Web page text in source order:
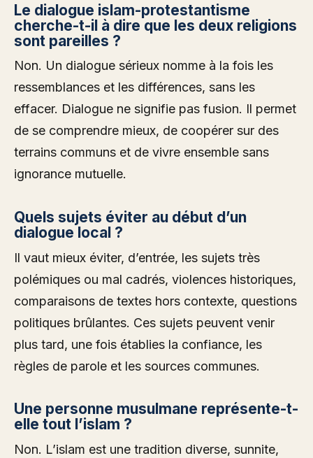
Le dialogue islam-protestantisme
cherche-t-il à dire que les deux religions
sont pareilles ?
Non. Un dialogue sérieux nomme à la fois les
ressemblances et les différences, sans les
effacer. Dialogue ne signifie pas fusion. Il permet
de se comprendre mieux, de coopérer sur des
terrains communs et de vivre ensemble sans
ignorance mutuelle.
Quels sujets éviter au début d’un
dialogue local ?
Il vaut mieux éviter, d’entrée, les sujets très
polémiques ou mal cadrés, violences historiques,
comparaisons de textes hors contexte, questions
politiques brûlantes. Ces sujets peuvent venir
plus tard, une fois établies la confiance, les
règles de parole et les sources communes.
Une personne musulmane représente-t-
elle tout l’islam ?
Non. L’islam est une tradition diverse, sunnite,